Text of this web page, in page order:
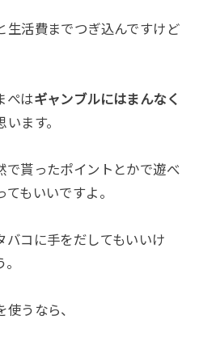
生活費までつぎ込んですけど
ぺはギャンブルにはまんなく
ます。
で貰ったポイントとかで遊べ
もいいですよ。
バコに手をだしてもいいけ
うなら、